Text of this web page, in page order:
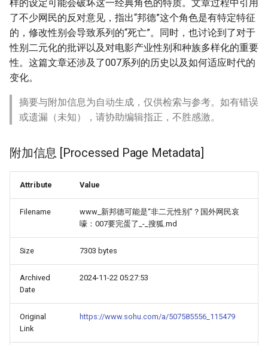
样的设定可能会破坏这一经典角色的特质。文章过程中引用
了不少网民的反对意见，指出“邦德”这个角色是有特定特征
的，修改性别会导致系列的“死亡”。同时，也讨论到了对于
性别二元化的批评以及对电影产业性别和种族多样化的重要
性。这篇文章还涉及了007系列的历史以及如何适应时代的
变化。
摘要与附加信息为自动生成，仅供检索与参考。如有错误
或遗漏（未知），请协助编辑指正，不胜感激。
附加信息 [Processed Page Metadata]
Attribute Value
Filename
www_新邦德可能是“非二元性别”？国外网民哀
嚎：007要完蛋了_-_搜狐.md
Size 7303 bytes
Archived
Date
2024-11-22 05:27:53
Original
Link
https://www.sohu.com/a/507585556_115479